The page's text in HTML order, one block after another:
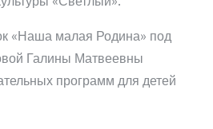
«Наша малая Родина» под
Галины Матвеевны
программ для детей